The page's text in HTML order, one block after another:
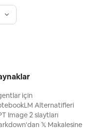
"Tozlu,
ön plandaki
"Hafifçe
yönlü
stili).",
gölgelerinde
için
Alternatifleri
Image 2 slaytları
𝕏 Makalesine